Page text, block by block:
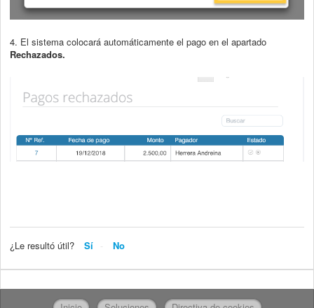
4. El sistema colocará automáticamente el pago en el apartado
Rechazados.
¿Le resultó útil? Sí No